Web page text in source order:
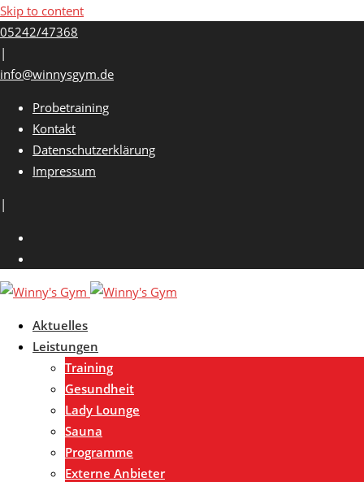
Skip to content
05242/47368
|
info@winnysgym.de
Probetraining
Kontakt
Datenschutzerklärung
Impressum
|
Aktuelles
Leistungen
Training
Gesundheit
Lady Lounge
Sauna
Programme
Externe Anbieter